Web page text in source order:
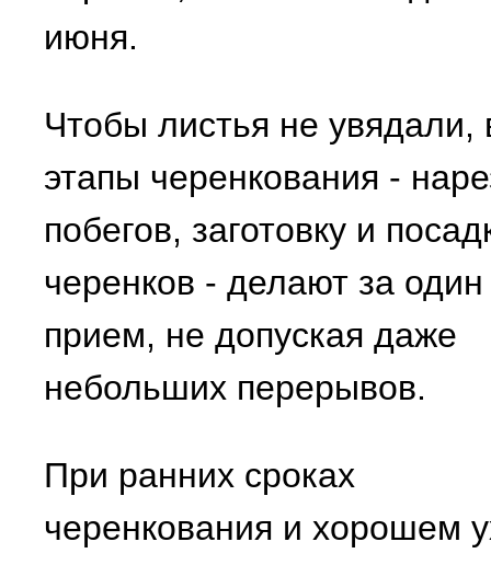
июня.
Чтобы листья не увядали,
этапы черенкования -
побегов, заготовку и
черенков - делают за один
прием, не допуская даже
небольших перерывов.
При ранних сроках
черенкования и хорошем